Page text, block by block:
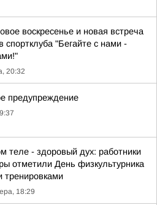
воскресенье и новая встреча
спортклуба "Бегайте с нами -
20:32
предупреждение
теле - здоровый дух: работники
отметили День физкультурника
тренировками
18:29